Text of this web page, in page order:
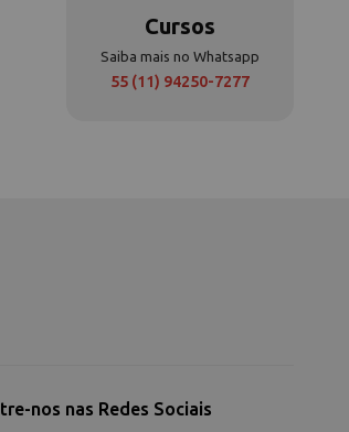
Cursos
Saiba mais no Whatsapp
55 (11) 94250-7277
nos nas Redes Sociais